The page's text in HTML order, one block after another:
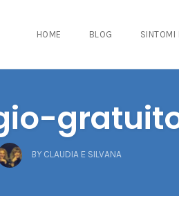
HOME BLOG SINTOMI
BY CLAUDIA E SILVANA